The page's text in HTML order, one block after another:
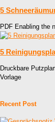
5
PDF Enabling the
5
Druckbare
Vorlage
Recent Post